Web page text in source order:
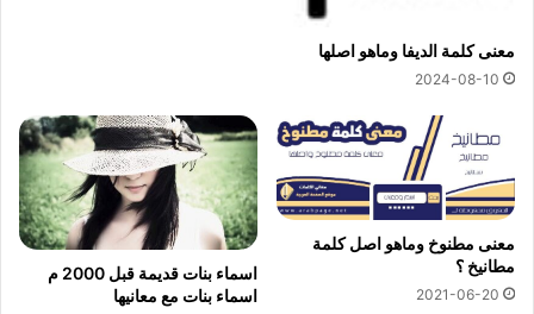
معنى كلمة الديفا وماهو اصلها
2024-08-10
معنى مطنوخ وماهو اصل كلمة
مطانيخ ؟
2021-06-20
اسماء بنات قديمة قبل 2000 م
اسماء بنات مع معانيها